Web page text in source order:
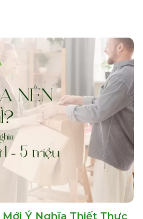
Mới Ý Nghĩa Thiết Thực